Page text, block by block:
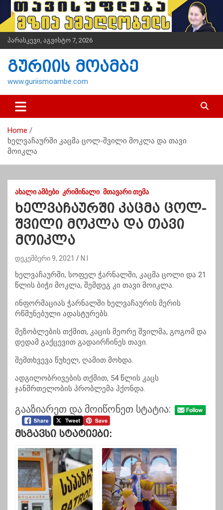
i
t
n
პარასკევი, აგვისტო 7, 2026
გურიის მოამბე
www.guriismoambe.com
Home
ხელვაჩაურში კაცმა ცოლ-შვილი მოკლა და თავი
მოიკლა
ᲐᲮᲐᲚᲘ ᲐᲛᲑᲔᲑᲘ ᲙᲠᲘᲛᲘᲜᲐᲚᲘ ᲛᲗᲐᲕᲐᲠᲘ ᲗᲔᲛᲐ
ხელვაჩაურში კაცმა ცოლ-
შვილი მოკლა და თავი
მოიკლა
დეკემბერი 9, 2021 N.I
ხელვაჩაურში, სოფელ ჭარნალში, კაცმა ცოლი და 21
წლის ბიჭი მოკლა, შემდეგ კი თავი მოიკლა.
ინფორმაციას ჭარნალში ხელვაჩაურის მერის
რწმუნებული ადასტურებს.
მეზობლების თქმით, კაცის მეორე შვილმა, გოგომ და
დედამ გაქცევით გადაირჩინეს თავი.
შემთხვევა წუხელ, ღამით მოხდა.
ადგილობრივების თქმით, 54 წლის კაცს
ჯანმრთელობის პრობლემა ჰქონდა.
გააზიარეთ და მოიწონეთ სტატია:
Მსგავსი Სტატიები: